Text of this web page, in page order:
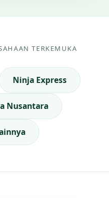
TERKEMUKA
Ninja Express
Nusantara